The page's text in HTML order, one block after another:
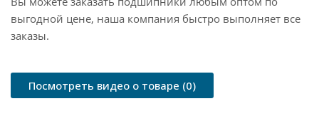
выгодной цене, наша компания быстро выполняет все
заказы.
Посмотреть видео о товаре (0)